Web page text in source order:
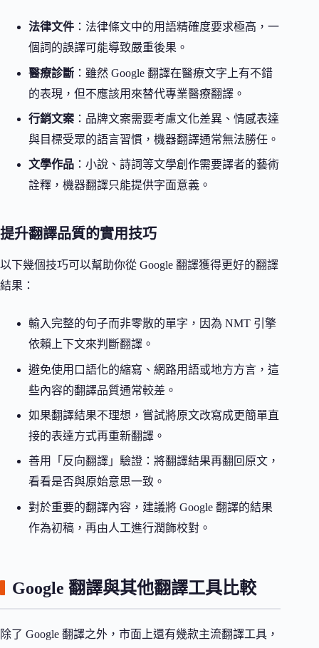
法律文件 ：法律條文中的用語精確度要求極高，一
個詞的誤譯可能導致嚴重後果。
醫療診斷 ：雖然 Google 翻譯在醫療文字上有不錯
的表現，但不應該用來替代專業醫療翻譯。
行銷文案 ：品牌文案需要考慮文化差異、情感表達
與目標受眾的語言習慣，機器翻譯通常無法勝任。
文學作品 ：小說、詩詞等文學創作需要譯者的藝術
詮釋，機器翻譯只能提供字面意義。
提升翻譯品質的實用技巧
以下幾個技巧可以幫助你從 Google 翻譯獲得更好的翻譯
結果：
輸入完整的句子而非零散的單字，因為 NMT 引擎
依賴上下文來判斷翻譯。
避免使用口語化的縮寫、網路用語或地方方言，這
些內容的翻譯品質通常較差。
如果翻譯結果不理想，嘗試將原文改寫成更簡單直
接的表達方式再重新翻譯。
善用「反向翻譯」驗證：將翻譯結果再翻回原文，
看看是否與原始意思一致。
對於重要的翻譯內容，建議將 Google 翻譯的結果
作為初稿，再由人工進行潤飾校對。
Google 翻譯與其他翻譯工具比較
除了 Google 翻譯之外，市面上還有幾款主流翻譯工具，